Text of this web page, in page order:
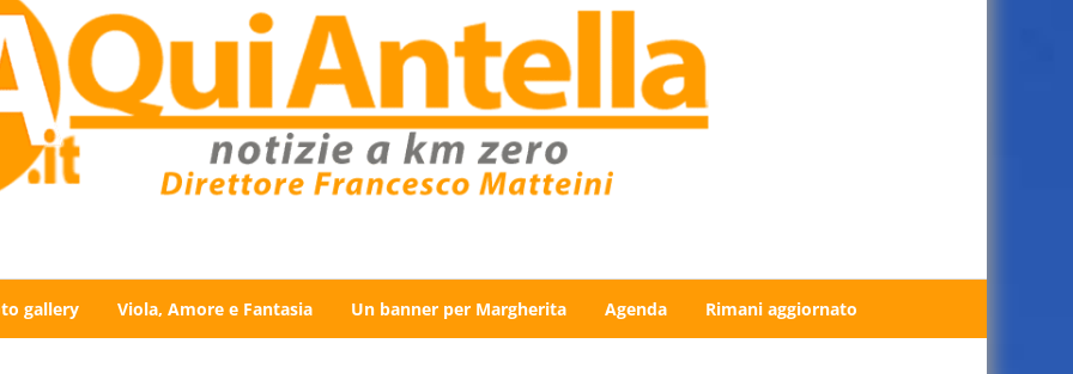
gallery Viola, Amore e Fantasia Un banner per Margherita Agenda Rimani aggiornato